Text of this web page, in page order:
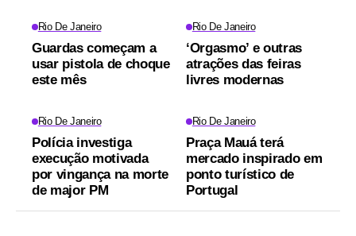
Rio De Janeiro
Guardas começam a
usar pistola de choque
este mês
Rio De Janeiro
‘Orgasmo’ e outras
atrações das feiras
livres modernas
Rio De Janeiro
Polícia investiga
execução motivada
por vingança na morte
de major PM
Rio De Janeiro
Praça Mauá terá
mercado inspirado em
ponto turístico de
Portugal